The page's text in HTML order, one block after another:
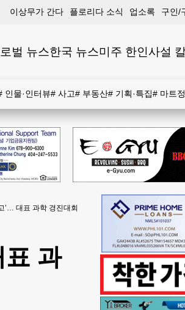
이상무가 간다 플로리다 소식 업소록 구인/
벌 뉴스한국 뉴스미주 한인사설
인물·인터뷰# 사고# 부동산# 기획·특집# 마트
’… 대표 과학 경진대회
표 과